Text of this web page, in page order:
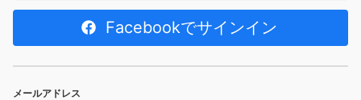
Facebookでサインイン
メールアドレス